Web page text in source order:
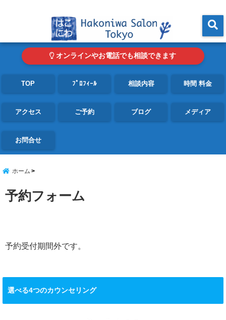
オンラインやお電話でも相談できます
TOP ﾌﾟﾛﾌｨｰﾙ 相談内容 時間 料金
アクセス ご予約 ブログ メディア
お問合せ
ホーム
予約フォーム
予約受付期間外です。
選べる4つのカウンセリング